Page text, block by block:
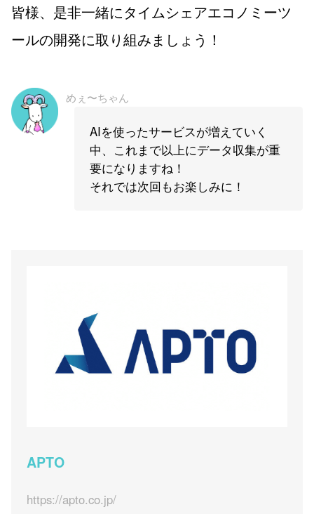
皆様、是非一緒にタイムシェアエコノミーツ
ールの開発に取り組みましょう！
めぇ〜ちゃん
AIを使ったサービスが増えていく
中、これまで以上にデータ収集が重
要になりますね！
それでは次回もお楽しみに！
APTO
https://apto.co.jp/